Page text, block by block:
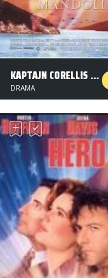
KAPTAJN CORELLIS MANDOLIN
DRAMA